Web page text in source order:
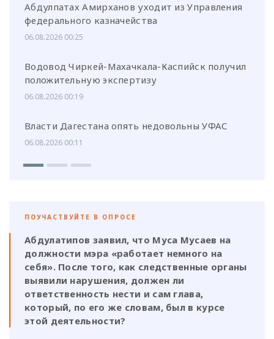
Абдулпатах Амирханов уходит из Управления
федерального казначейства
06.08.2026 00:25
Водовод Чиркей-Махачкала-Каспийск получил
положительную экспертизу
06.08.2026 00:19
Власти Дагестана опять недовольны УФАС
06.08.2026 00:11
ПОУЧАСТВУЙТЕ В ОПРОСЕ
Абдулатипов заявил, что Муса Мусаев на
должности мэра «работает немного на
себя». После того, как следственные органы
выявили нарушения, должен ли
ответственность нести и сам глава,
который, по его же словам, был в курсе
этой деятельности?